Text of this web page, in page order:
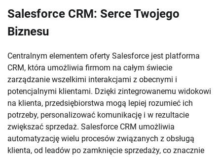
Salesforce CRM: Serce Twojego
Biznesu
Centralnym elementem oferty Salesforce jest platforma
CRM, która umożliwia firmom na całym świecie
zarządzanie wszelkimi interakcjami z obecnymi i
potencjalnymi klientami. Dzięki zintegrowanemu widokowi
na klienta, przedsiębiorstwa mogą lepiej rozumieć ich
potrzeby, personalizować komunikację i w rezultacie
zwiększać sprzedaż. Salesforce CRM umożliwia
automatyzację wielu procesów związanych z obsługą
klienta, od leadów po zamknięcie sprzedaży, co znacznie